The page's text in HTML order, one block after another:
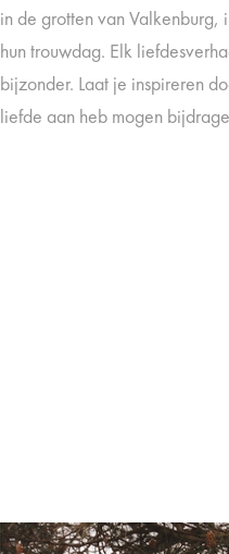
in de grotten van
hun trouwdag. Elk
bijzonder. Laat je inspireren
liefde aan heb mogen